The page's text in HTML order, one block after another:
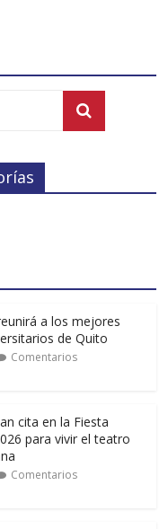
a los mejores
de Quito
Comentarios
cita en la Fiesta
para vivir el teatro
Comentarios